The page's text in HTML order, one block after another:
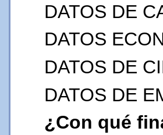
DATOS DE
DATOS
DATOS DE
DATOS DE
¿Con qué